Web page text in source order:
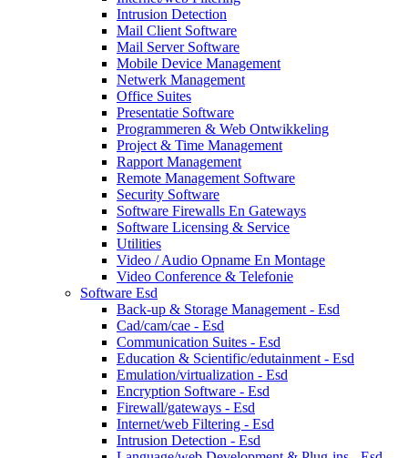
Intrusion Detection
Mail Client Software
Mail Server Software
Mobile Device Management
Netwerk Management
Office Suites
Presentatie Software
Programmeren & Web Ontwikkeling
Project & Time Management
Rapport Management
Remote Management Software
Security Software
Software Firewalls En Gateways
Software Licensing & Service
Utilities
Video / Audio Opname En Montage
Video Conference & Telefonie
Software Esd
Back-up & Storage Management - Esd
Cad/cam/cae - Esd
Communication Suites - Esd
Education & Scientific/edutainment - Esd
Emulation/virtualization - Esd
Encryption Software - Esd
Firewall/gateways - Esd
Internet/web Filtering - Esd
Intrusion Detection - Esd